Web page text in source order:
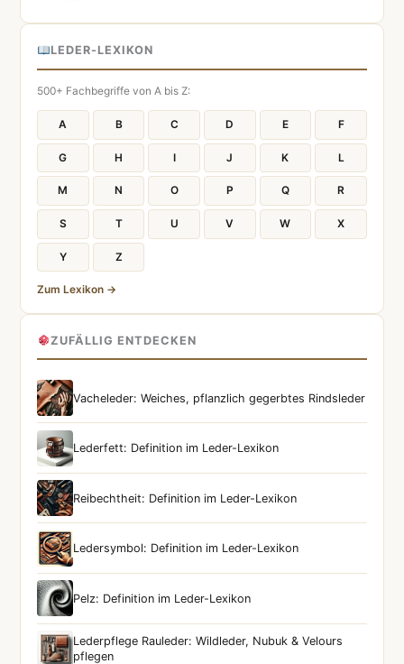
LEDER-LEXIKON
500+ Fachbegriffe von A bis Z:
A B C D E F
G H I J K L
M N O P Q R
S T U V W X
Y Z
Zum Lexikon →
ZUFÄLLIG ENTDECKEN
Vacheleder: Weiches, pflanzlich gegerbtes Rindsleder
Lederfett: Definition im Leder-Lexikon
Reibechtheit: Definition im Leder-Lexikon
Ledersymbol: Definition im Leder-Lexikon
Pelz: Definition im Leder-Lexikon
Lederpflege Rauleder: Wildleder, Nubuk & Velours
pflegen